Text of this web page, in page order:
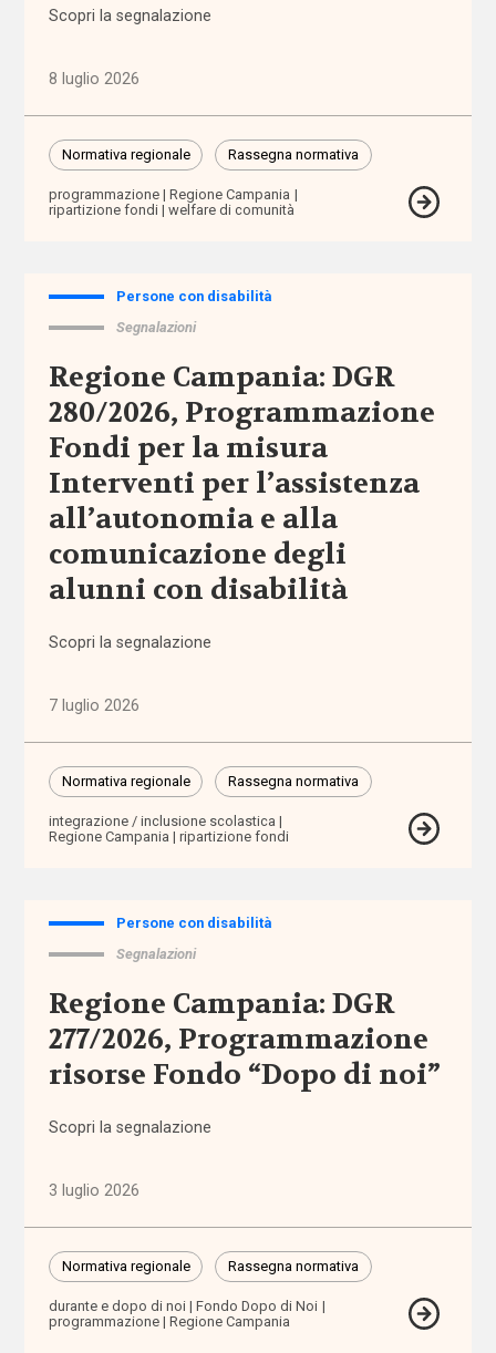
I seminari
Welforum
nazionale
Normativa
regionale
Punti
vista
normativa
promotori
Tutti
i tag
aborto
accertamento
certificazione
accessibilità
accoglienza
Scopri la segnalazione
8 luglio 2026
Normativa regionale Rassegna normativa
programmazione
Regione Campania
ripartizione fondi
welfare di comunità
Persone con disabilità
Segnalazioni
Regione Campania: DGR
280/2026, Programmazione
Fondi per la misura
Interventi per l’assistenza
all’autonomia e alla
comunicazione degli
alunni con disabilità
Scopri la segnalazione
7 luglio 2026
Normativa regionale Rassegna normativa
integrazione / inclusione scolastica
Regione Campania
ripartizione fondi
Persone con disabilità
Segnalazioni
Regione Campania: DGR
277/2026, Programmazione
risorse Fondo “Dopo di noi”
Scopri la segnalazione
3 luglio 2026
Normativa regionale Rassegna normativa
durante e dopo di noi
Fondo Dopo di Noi
programmazione
Regione Campania